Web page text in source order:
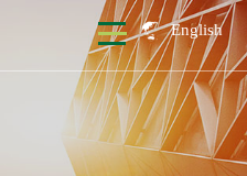
English